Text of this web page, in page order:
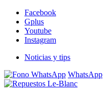
Facebook
Gplus
Youtube
Instagram
Noticias y tips
WhatsApp